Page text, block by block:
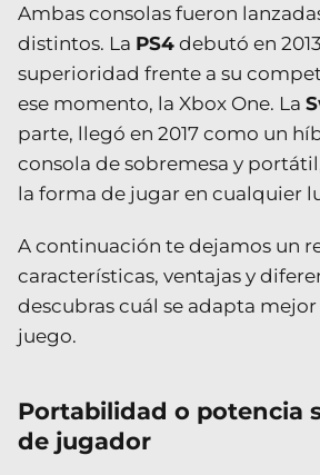
Ambas consolas fueron
distintos. La PS4 debutó en
superioridad frente a su
ese momento, la Xbox One. La
parte, llegó en 2017 como un
consola de sobremesa y
la forma de jugar en cualquier
A continuación te dejamos un
características, ventajas y
descubras cuál se adapta
juego.
Portabilidad o potencia
de jugador